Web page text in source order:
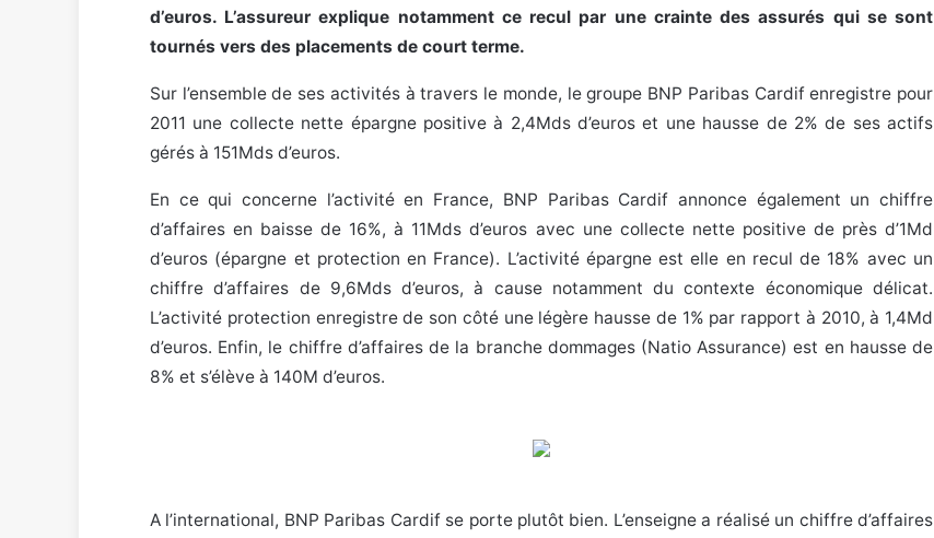
d’euros. L’assureur explique notamment ce recul par une crainte des assurés qui se sont
tournés vers des placements de court terme.
Sur l’ensemble de ses activités à travers le monde, le groupe BNP Paribas Cardif enregistre pour
2011 une collecte nette épargne positive à 2,4Mds d’euros et une hausse de 2% de ses actifs
gérés à 151Mds d’euros.
En ce qui concerne l’activité en France, BNP Paribas Cardif annonce également un chiffre
d’affaires en baisse de 16%, à 11Mds d’euros avec une collecte nette positive de près d’1Md
d’euros (épargne et protection en France). L’activité épargne est elle en recul de 18% avec un
chiffre d’affaires de 9,6Mds d’euros, à cause notamment du contexte économique délicat.
L’activité protection enregistre de son côté une légère hausse de 1% par rapport à 2010, à 1,4Md
d’euros. Enfin, le chiffre d’affaires de la branche dommages (Natio Assurance) est en hausse de
8% et s’élève à 140M d’euros.
A l’international, BNP Paribas Cardif se porte plutôt bien. L’enseigne a réalisé un chiffre d’affaires